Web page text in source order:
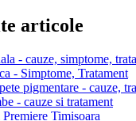
articole
- cauze, simptome,
- Simptome, Tratament
pigmentare - cauze,
- cauze si tratament
Timisoara